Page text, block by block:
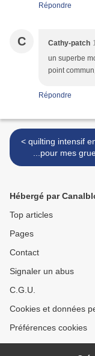
Répondre
C Cathy-patch
un superbe
point
Répondre
< quilting intensif en cours
...pour mes
Hébergé par
Top articles
Pages
Contact
Signaler un abus
C.G.U.
Cookies et données
Préférences cookies